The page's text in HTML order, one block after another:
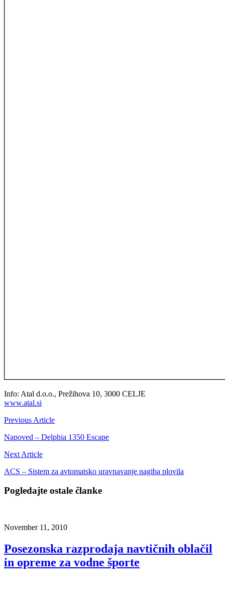
Info: Atal d.o.o., Prežihova 10, 3000 CELJE
www.atal.si
Previous Article
Napoved – Delphia 1350 Escape
Next Article
ACS – Sistem za avtomatsko uravnavanje nagiba plovila
Pogledajte ostale članke
November 11, 2010
Posezonska razprodaja navtičnih oblačil
in opreme za vodne športe